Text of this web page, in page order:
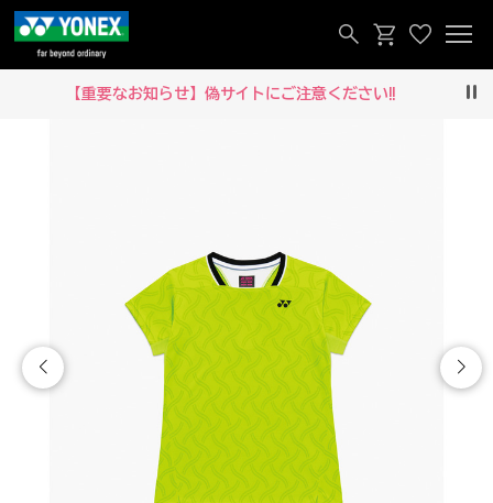
【重要なお知らせ】偽サイトにご注意ください‼